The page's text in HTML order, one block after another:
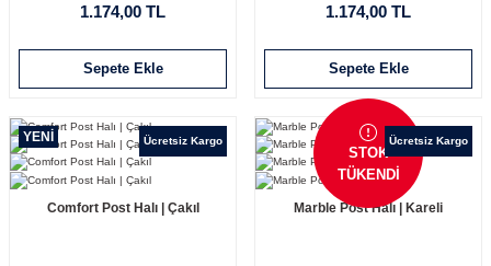
1.174,00 TL
Sepete Ekle
1.174,00 TL
Sepete Ekle
YENİ Ücretsiz Kargo
Comfort Post Halı | Çakıl
STOK
TÜKENDİ
Ücretsiz Kargo
Marble Post Halı | Kareli